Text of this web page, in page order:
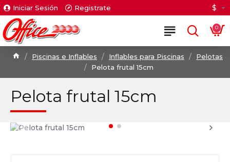
Iniciar Sesión Registrate $
0
Piscinas e Inflables Inflables para Piscinas
Pelotas
Pelota frutal 15cm
Pelota frutal 15cm